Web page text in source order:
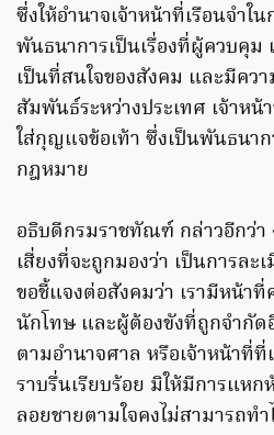
ซึ่งให้อำนาจเจ้าหน้าที่เรือนจำใ
พันธนาการเป็นเรื่องที่ผู้ควบคุม
เป็นที่สนใจของสังคม และมีคว
สัมพันธ์ระหว่างประเทศ เจ้าห
ใส่กุญแจข้อเท้า ซึ่งเป็นพันธนา
กฎหมาย
อธิบดีกรมราชทัณฑ์ กล่าวอีกว่
เสี่ยงที่จะถูกมองว่า เป็นการล
ขอชี้แจงต่อสังคมว่า เรามีหน้า
นักโทษ และผู้ต้องขังที่ถูกจำกัด
ตามอำนาจศาล หรือเจ้าหน้าที่ที่
ราบรื่นเรียบร้อย มิให้มีการแห
ลอยชายตามใจคงไม่สามารถทำ